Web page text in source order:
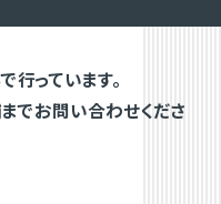
っています。
でお問い合わせくださ